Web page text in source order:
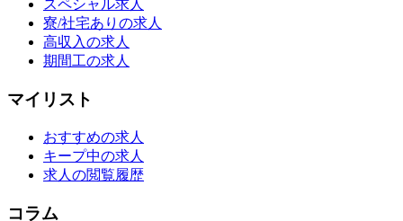
スペシャル求人
寮/社宅ありの求人
高収入の求人
期間工の求人
マイリスト
おすすめの求人
キープ中の求人
求人の閲覧履歴
コラム